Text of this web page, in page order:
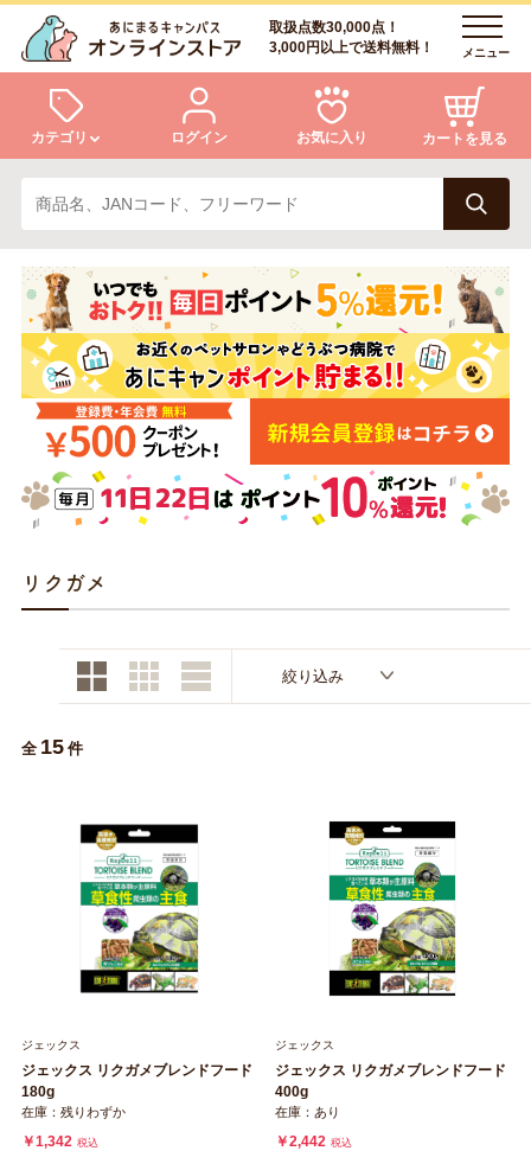
取扱点数30,000点！
3,000円以上で送料無料！
メニュー
カテゴリ
犬 猫
小動物・鳥 アクア・爬虫類・昆虫
ドッグフード キャットフード
美容・ケア用品 服・おさんぽ用品
日用品（デイリー）
トリマーグッズ シニアサポート
ログイン お気に入り カートを見る
ログイン
会員登録
あにまるキャンパスについて
アフターサービス
商品リクエスト
お問い合わせ
リクガメ
絞り込み
全 15 件
ジェックス
ジェックス リクガメブレンドフード
180g
在庫：残りわずか
￥1,342 税込
ジェックス
ジェックス リクガメブレンドフード
400g
在庫：あり
￥2,442 税込